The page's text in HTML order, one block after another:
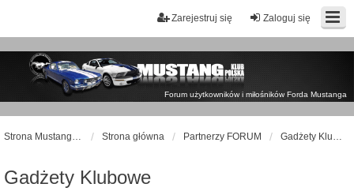
Zaloguj się
Zarejestruj się
Forum użytkowników i miłośników Forda Mustanga
Strona Mustangklub.pl Strona główna Partnerzy FORUM Gadżety Klubowe
Gadżety Klubowe